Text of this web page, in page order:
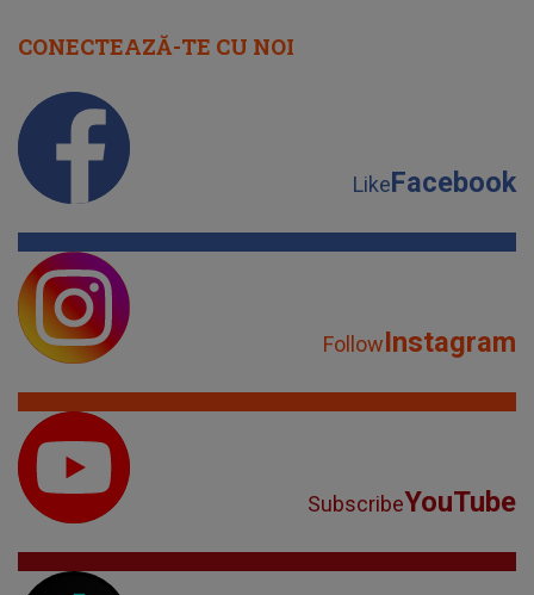
CONECTEAZĂ-TE CU NOI
LikeFacebook
FollowInstagram
SubscribeYouTube